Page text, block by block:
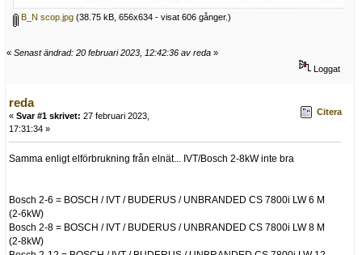
B_N scop.jpg (38.75 kB, 656x634 - visat 606 gånger.)
« Senast ändrad: 20 februari 2023, 12:42:36 av reda »
Loggat
reda
« Svar #1 skrivet: 27 februari 2023,
17:31:34 »
Citera
Samma enligt elförbrukning från elnät... IVT/Bosch 2-8kW inte bra
Bosch 2-6 = BOSCH / IVT / BUDERUS / UNBRANDED CS 7800i LW 6 M
(2-6kW)
Bosch 2-8 = BOSCH / IVT / BUDERUS / UNBRANDED CS 7800i LW 8 M
(2-8kW)